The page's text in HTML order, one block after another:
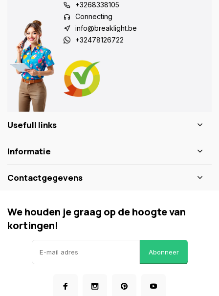
+3268338105
Connecting
info@breaklight.be
+32478126722
Usefull links
Informatie
Contactgegevens
We houden je graag op de hoogte van
kortingen!
Abonneer